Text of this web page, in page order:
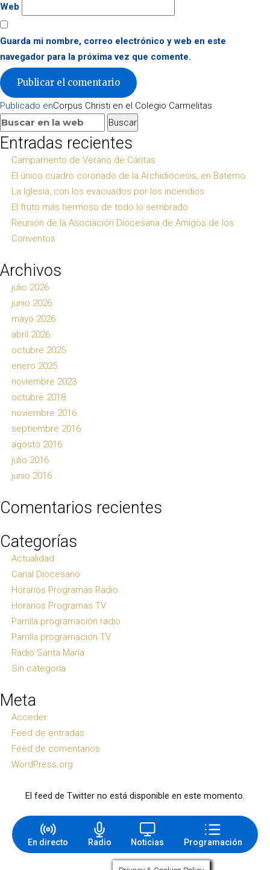
Web
Guarda mi nombre, correo electrónico y web en este
navegador para la próxima vez que comente.
Navegación
de
entradas
Publicado enCorpus Christi en el Colegio Carmelitas
Buscar:
Buscar
Entradas recientes
Campamento de Verano de Cáritas
El único cuadro coronado de la Archidiócesis, en Baterno
La Iglesia, con los evacuados por los incendios
El fruto más hermoso de todo lo sembrado
Reunión de la Asociación Diocesana de Amigos de los
Conventos
Archivos
julio 2026
junio 2026
mayo 2026
abril 2026
octubre 2025
enero 2025
noviembre 2023
octubre 2018
noviembre 2016
septiembre 2016
agosto 2016
julio 2016
junio 2016
Comentarios recientes
Categorías
Actualidad
Canal Diocesano
Horarios Programas Radio
Horarios Programas TV
Parrilla programación radio
Parrilla programación TV
Radio Santa María
Sin categoría
Meta
Acceder
Feed de entradas
Feed de comentarios
WordPress.org
El feed de Twitter no está disponible en este momento.
En directo Radio Noticias Programación